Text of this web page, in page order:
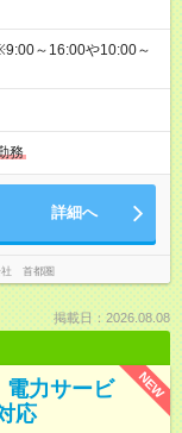
～16:00や10:00～
務
詳細へ
社 首都圏
掲載日：2026.08.08
NEW
電力サービ
応